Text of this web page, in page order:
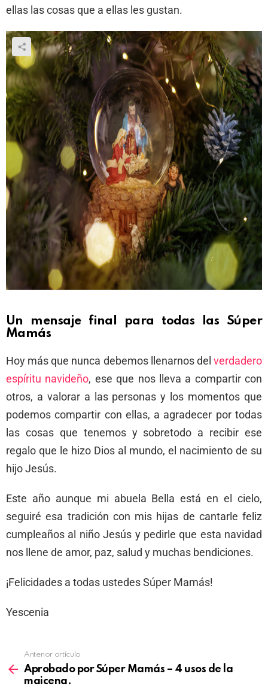
ellas las cosas que a ellas les gustan.
Un mensaje final para todas las Súper
Mamás
Hoy más que nunca debemos llenarnos del verdadero
espíritu navideño, ese que nos lleva a compartir con
otros, a valorar a las personas y los momentos que
podemos compartir con ellas, a agradecer por todas
las cosas que tenemos y sobretodo a recibir ese
regalo que le hizo Dios al mundo, el nacimiento de su
hijo Jesús.
Este año aunque mi abuela Bella está en el cielo,
seguiré esa tradición con mis hijas de cantarle feliz
cumpleaños al niño Jesús y pedirle que esta navidad
nos llene de amor, paz, salud y muchas bendiciones.
¡Felicidades a todas ustedes Súper Mamás!
Yescenia
Anterior artículo
Aprobado por Súper Mamás – 4 usos de la
maicena.